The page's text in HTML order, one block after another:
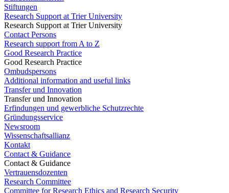
Stiftungen
Research Support at Trier University
Research Support at Trier University
Contact Persons
Research support from A to Z
Good Research Practice
Good Research Practice
Ombudspersons
Additional information and useful links
Transfer und Innovation
Transfer und Innovation
Erfindungen und gewerbliche Schutzrechte
Gründungsservice
Newsroom
Wissenschaftsallianz
Kontakt
Contact & Guidance
Contact & Guidance
Vertrauensdozenten
Research Committee
Committee for Research Ethics and Research Security